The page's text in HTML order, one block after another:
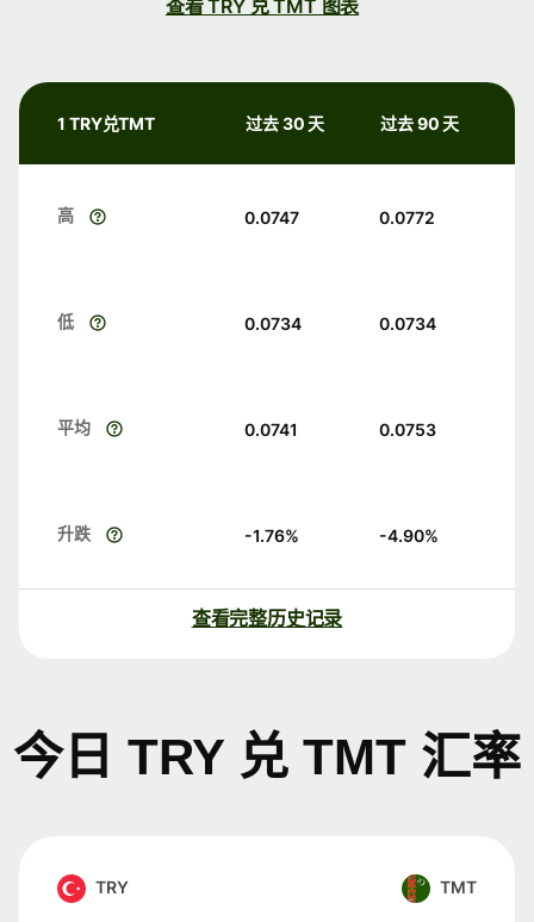
查看 TRY 兑 TMT 图表
1 TRY兑TMT 过去 30 天 过去 90 天
高 0.0747 0.0772
低 0.0734 0.0734
平均 0.0741 0.0753
升跌 -1.76% -4.90%
查看完整历史记录
今日 TRY 兑 TMT 汇率
TRY TMT